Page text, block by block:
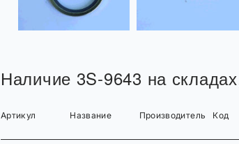
Наличие 3S-9643 на
Артикул Название Производитель Код